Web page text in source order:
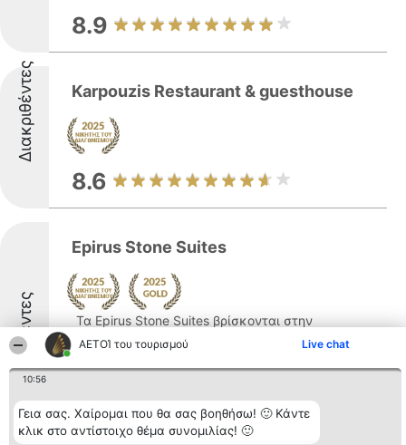
ΑΕΤΟΊ του τουρισμού Live chat
10:56
Γεια σας. Χαίρομαι που θα σας βοηθήσω! 🙂 Κάντε
κλικ στο αντίστοιχο θέμα συνομιλίας! 🙂
8.9
Διακριθέντες Karpouzis Restaurant & guesthouse
8.6
Διακριθέντες
Epirus Stone Suites
Τα Epirus Stone Suites βρίσκονται στην
καρδιά της Ηπείρου και προσφέρουν μια
Κάθε σουίτα είναι επιμελημένη με
προσοχή, προσφέροντας πλήρως